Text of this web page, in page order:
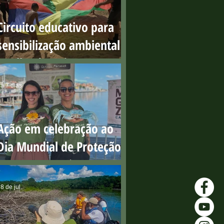
educativo para
ambiental
Ilha do Boi
em celebração ao
Mundial de Proteção
Manguezais
7 dias
de jul.